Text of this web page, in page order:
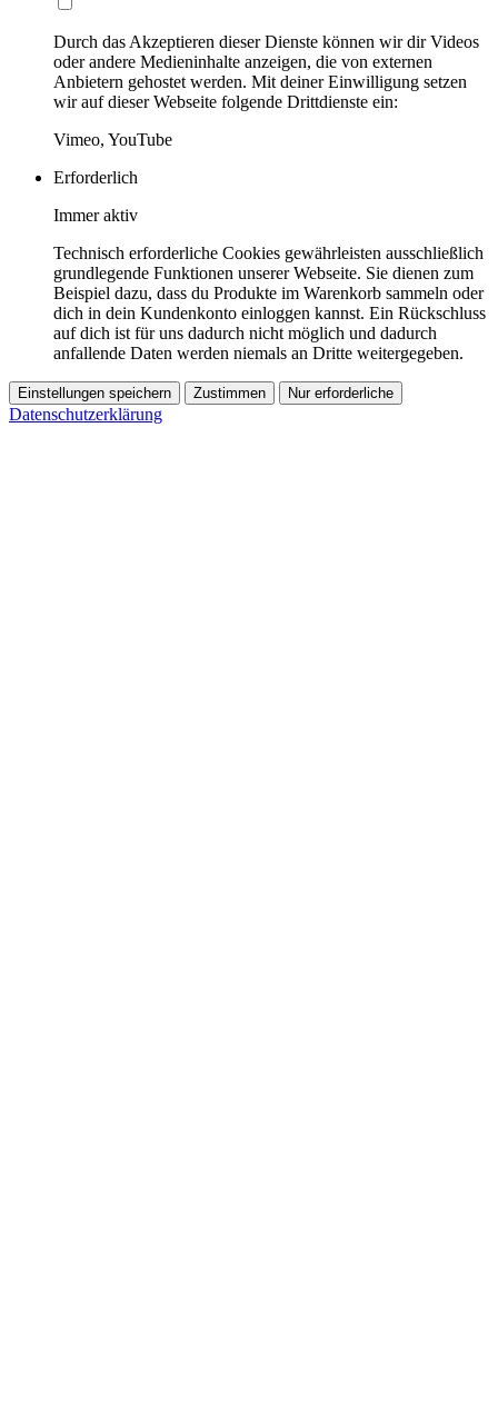
Durch das Akzeptieren dieser Dienste können wir dir Videos
oder andere Medieninhalte anzeigen, die von externen
Anbietern gehostet werden. Mit deiner Einwilligung setzen
wir auf dieser Webseite folgende Drittdienste ein:
Vimeo, YouTube
Erforderlich
Immer aktiv
Technisch erforderliche Cookies gewährleisten ausschließlich
grundlegende Funktionen unserer Webseite. Sie dienen zum
Beispiel dazu, dass du Produkte im Warenkorb sammeln oder
dich in dein Kundenkonto einloggen kannst. Ein Rückschluss
auf dich ist für uns dadurch nicht möglich und dadurch
anfallende Daten werden niemals an Dritte weitergegeben.
Einstellungen speichern Zustimmen Nur erforderliche
Datenschutzerklärung